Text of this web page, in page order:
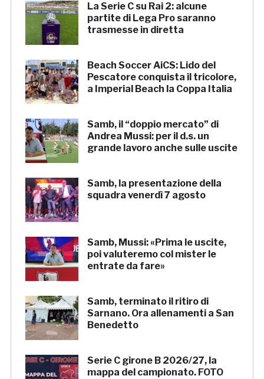
La Serie C su Rai 2: alcune
partite di Lega Pro saranno
trasmesse in diretta
Beach Soccer AiCS: Lido del
Pescatore conquista il tricolore,
a Imperial Beach la Coppa Italia
Samb, il “doppio mercato” di
Andrea Mussi: per il d.s. un
grande lavoro anche sulle uscite
Samb, la presentazione della
squadra venerdì 7 agosto
Samb, Mussi: «Prima le uscite,
poi valuteremo col mister le
entrate da fare»
Samb, terminato il ritiro di
Sarnano. Ora allenamenti a San
Benedetto
Serie C girone B 2026/27, la
mappa del campionato. FOTO